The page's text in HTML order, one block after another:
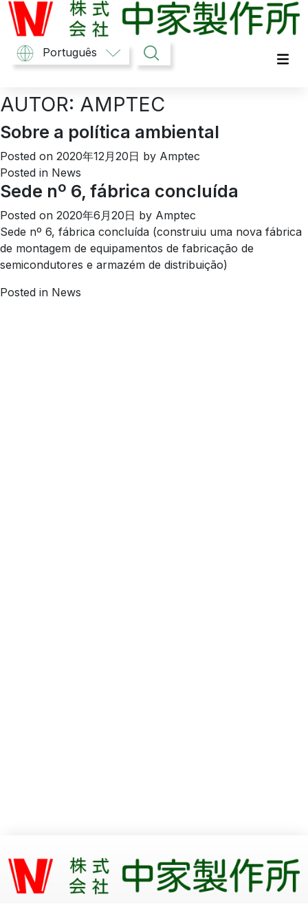
Skip
content
中家製作所Português
AUTOR: AMPTEC
Sobre a política ambiental
Posted on 2020年12月20日 by Amptec
Posted in News
Sede nº 6, fábrica concluída
Posted on 2020年6月20日 by Amptec
Sede nº 6, fábrica concluída (construiu uma nova fábrica
de montagem de equipamentos de fabricação de
semicondutores e armazém de distribuição)
Posted in News